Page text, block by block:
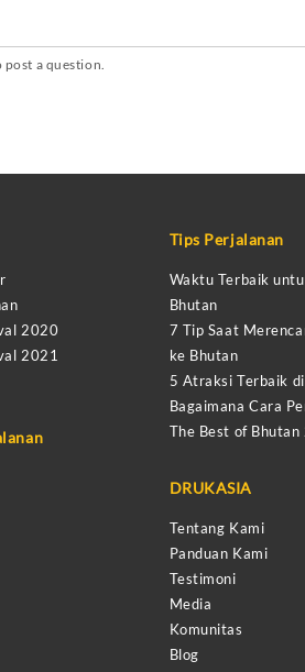
a question.
2020
2021
Tips Perjalanan
Waktu Terbaik
Bhutan
7 Tip Saat
ke Bhutan
5 Atraksi Terbaik
Bagaimana Cara
The Best of
DRUKASIA
Tentang Kami
Panduan Kami
Testimoni
Media
Komunitas
Blog